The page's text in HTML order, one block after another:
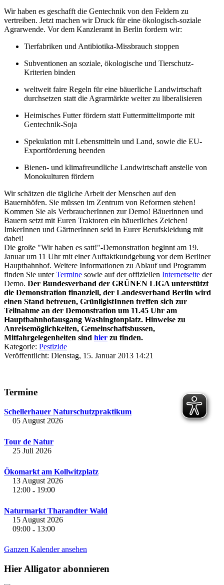
Wir haben es geschafft die Gentechnik von den Feldern zu
vertreiben. Jetzt machen wir Druck für eine ökologisch-soziale
Agrarwende. Vor dem Kanzleramt in Berlin fordern wir:
Tierfabriken und Antibiotika-Missbrauch stoppen
Subventionen an soziale, ökologische und Tierschutz-
Kriterien binden
weltweit faire Regeln für eine bäuerliche Landwirtschaft
durchsetzen statt die Agrarmärkte weiter zu liberalisieren
Heimisches Futter fördern statt Futtermittelimporte mit
Gentechnik-Soja
Spekulation mit Lebensmitteln und Land, sowie die EU-
Exportförderung beenden
Bienen- und klimafreundliche Landwirtschaft anstelle von
Monokulturen fördern
Wir schätzen die tägliche Arbeit der Menschen auf den
Bauernhöfen. Sie müssen im Zentrum von Reformen stehen!
Kommen Sie als VerbraucherInnen zur Demo! Bäuerinnen und
Bauern setzt mit Euren Traktoren ein bäuerliches Zeichen!
ImkerInnen und GärtnerInnen seid in Eurer Berufskleidung mit
dabei!
Die große "Wir haben es satt!"-Demonstration beginnt am 19.
Januar um 11 Uhr mit einer Auftaktkundgebung vor dem Berliner
Hauptbahnhof. Weitere Informationen zu Ablauf und Programm
finden Sie unterTermine sowie auf der offiziellen Internetseite der
Demo. Der Bundesverband der GRÜNEN LIGA unterstützt
die Demonstration finanziell, der Landesverband Berlin wird
einen Stand betreuen, GrünligistInnen treffen sich zur
Teilnahme an der Demonstration um 11.45 Uhr am
Hauptbahnhofausgang Washingtonplatz. Hinweise zu
Anreisemöglichkeiten, Gemeinschaftsbussen,
Mitfahrgelegenheiten sind hier zu finden.
Kategorie: Pestizide
Veröffentlicht: Dienstag, 15. Januar 2013 14:21
Termine
Schellerhauer Naturschutzpraktikum
05 August 2026
Tour de Natur
25 Juli 2026
Ökomarkt am Kollwitzplatz
13 August 2026
12:00 - 19:00
Naturmarkt Tharandter Wald
15 August 2026
09:00 - 13:00
Ganzen Kalender ansehen
Hier Alligator abonnieren